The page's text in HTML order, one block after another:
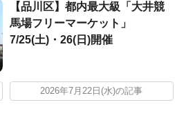
【品川区】都内最大級「大井競
馬場フリーマーケット」
7/25(土)・26(日)開催
2026年7月22日(水)の記事